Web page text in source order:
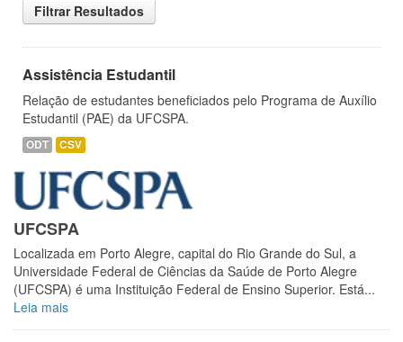
Filtrar Resultados
Assistência Estudantil
Relação de estudantes beneficiados pelo Programa de Auxílio
Estudantil (PAE) da UFCSPA.
ODT CSV
UFCSPA
Localizada em Porto Alegre, capital do Rio Grande do Sul, a
Universidade Federal de Ciências da Saúde de Porto Alegre
(UFCSPA) é uma Instituição Federal de Ensino Superior. Está...
Leia mais